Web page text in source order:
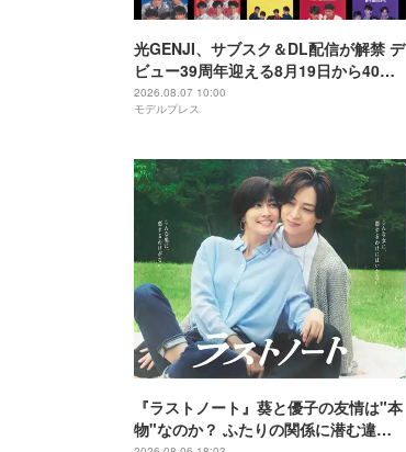
光GENJI、サブスク＆DL配信が解禁 デ
ビュー39周年迎える8月19日から40周
年まで1年かけてリリース当時の日付に
順次配信予定
2026.08.07 10:00
モデルプレス
『ラストノート』葵と優子の友情は"本
物"なのか？ ふたりの関係に潜む違和